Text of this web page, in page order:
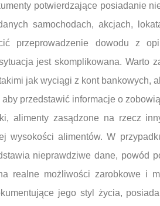
potwierdzające posiadanie
samochodach, akcjach,
przeprowadzenie dowodu z
jest skomplikowana. Warto
jak wyciągi z kont bankowych,
przedstawić informacje o
alimenty zasądzone na rzecz
wysokości alimentów. W
nieprawdziwe dane, powód
realne możliwości zarobkowe i
jego styl życia,